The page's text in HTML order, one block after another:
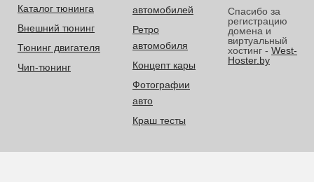
Каталог тюнинга
Внешний тюнинг
Тюнинг двигателя
Чип-тюнинг
автомобилей
Ретро
автомобиля
Концепт кары
Фотографии
авто
Краш тесты
Спасибо за
регистрацию
домена и
виртуальный
хостинг - West-
Hoster.by